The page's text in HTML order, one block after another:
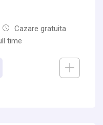
Cazare gratuita
time